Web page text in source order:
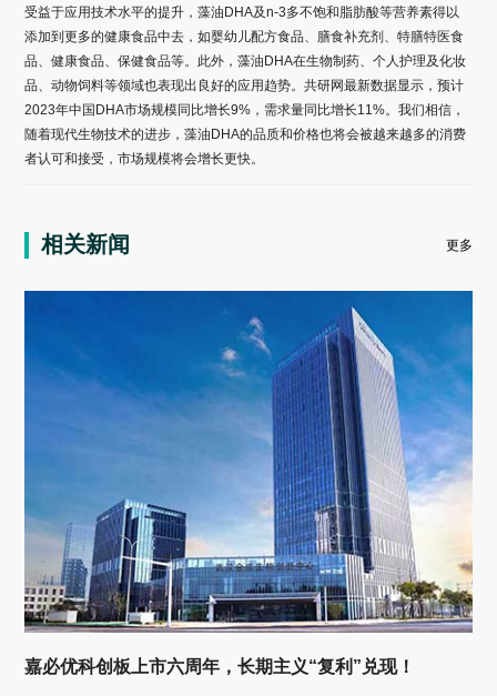
受益于应用技术水平的提升，藻油DHA及n-3多不饱和脂肪酸等营养素得以
添加到更多的健康食品中去，如婴幼儿配方食品、膳食补充剂、特膳特医食
品、健康食品、保健食品等。此外，藻油DHA在生物制药、个人护理及化妆
品、动物饲料等领域也表现出良好的应用趋势。共研网最新数据显示，预计
2023年中国DHA市场规模同比增长9%，需求量同比增长11%。我们相信，
随着现代生物技术的进步，藻油DHA的品质和价格也将会被越来越多的消费
者认可和接受，市场规模将会增长更快。
相关新闻 更多
嘉必优科创板上市六周年，长期主义“复利”兑现！